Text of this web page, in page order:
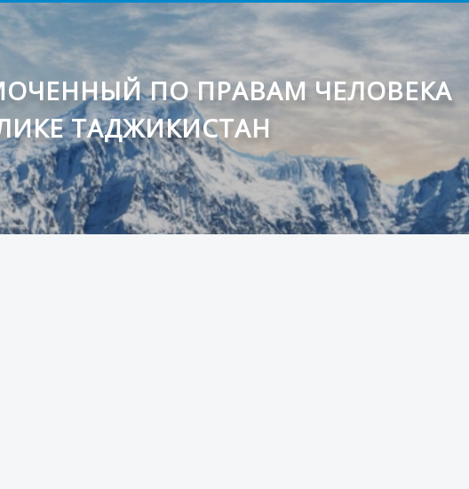
ПО ПРАВАМ ЧЕЛОВЕКА
ТАДЖИКИСТАН